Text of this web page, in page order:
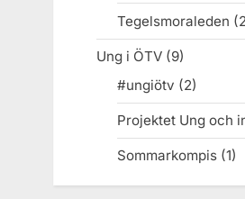
Tegelsmoraleden
Ung i ÖTV(9)
#ungiötv (2)
Projektet Ung och
Sommarkompis(1)